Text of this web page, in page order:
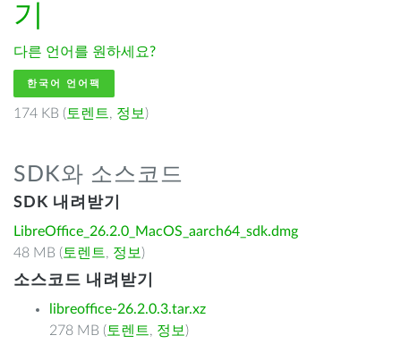
기
다른 언어를 원하세요?
한국어 언어팩
174 KB ( 토렌트, 정보 )
SDK와 소스코드
SDK 내려받기
LibreOffice_26.2.0_MacOS_aarch64_sdk.dmg
48 MB ( 토렌트, 정보 )
소스코드 내려받기
libreoffice-26.2.0.3.tar.xz
278 MB ( 토렌트, 정보 )